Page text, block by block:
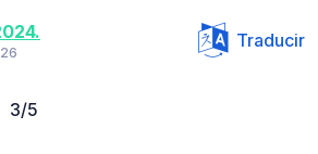
Traducir
3/5